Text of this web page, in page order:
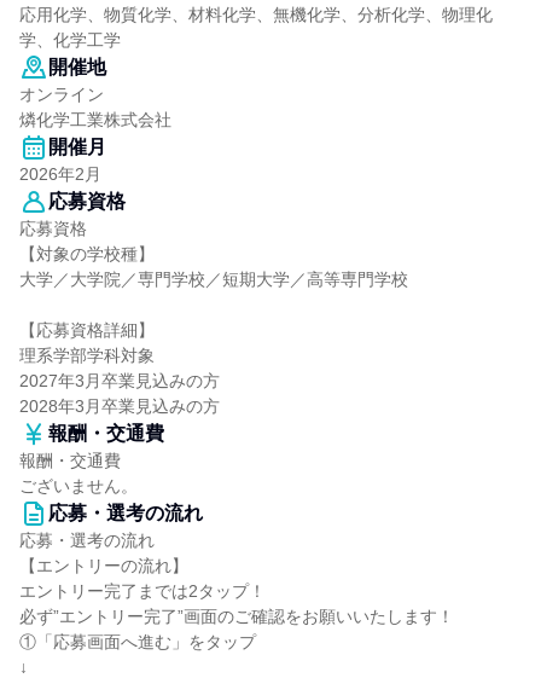
応用化学、物質化学、材料化学、無機化学、分析化学、物理化
学、化学工学
開催地
オンライン
燐化学工業株式会社
開催月
2026年2月
応募資格
応募資格
【対象の学校種】
大学／大学院／専門学校／短期大学／高等専門学校
【応募資格詳細】
理系学部学科対象
2027年3月卒業見込みの方
2028年3月卒業見込みの方
報酬・交通費
報酬・交通費
ございません。
応募・選考の流れ
応募・選考の流れ
【エントリーの流れ】
エントリー完了までは2タップ！
必ず”エントリー完了”画面のご確認をお願いいたします！
①「応募画面へ進む」をタップ
↓